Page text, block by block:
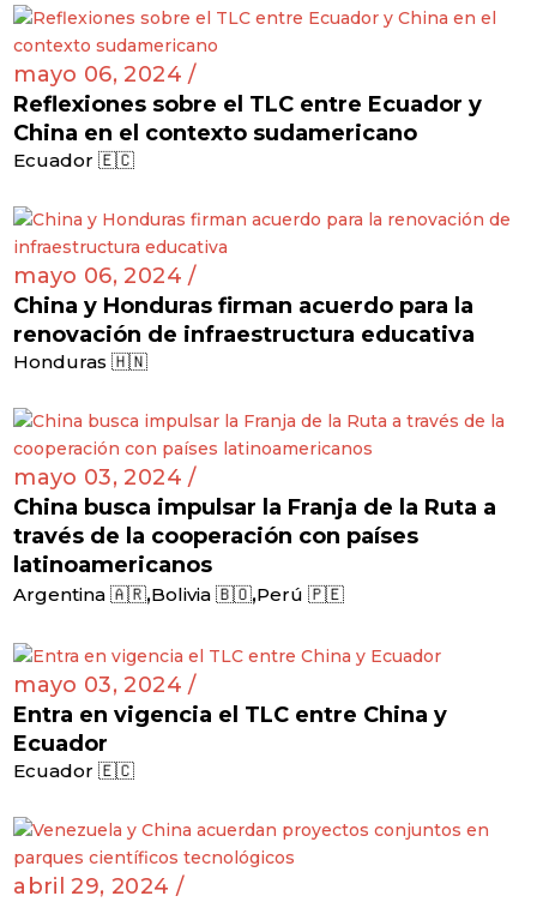
mayo 06, 2024 /
Reflexiones sobre el TLC entre Ecuador y
China en el contexto sudamericano
Ecuador 🇪🇨
mayo 06, 2024 /
China y Honduras firman acuerdo para la
renovación de infraestructura educativa
Honduras 🇭🇳
mayo 03, 2024 /
China busca impulsar la Franja de la Ruta a
través de la cooperación con países
latinoamericanos
Argentina 🇦🇷,Bolivia 🇧🇴,Perú 🇵🇪
mayo 03, 2024 /
Entra en vigencia el TLC entre China y
Ecuador
Ecuador 🇪🇨
abril 29, 2024 /